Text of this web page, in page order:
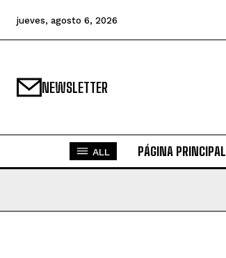
jueves, agosto 6, 2026
NEWSLETTER
ALL PÁGINA PRINCIPAL